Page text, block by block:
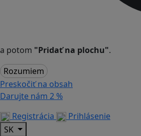
a potom "Pridať na plochu".
Rozumiem
Preskočiť na obsah
Darujte nám 2 %
Registrácia
Prihlásenie
SK